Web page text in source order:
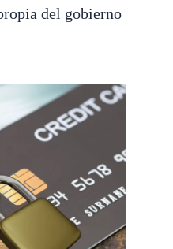
del gobierno